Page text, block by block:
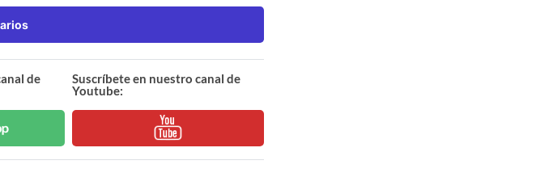
de
Suscríbete en nuestro canal de
Youtube: